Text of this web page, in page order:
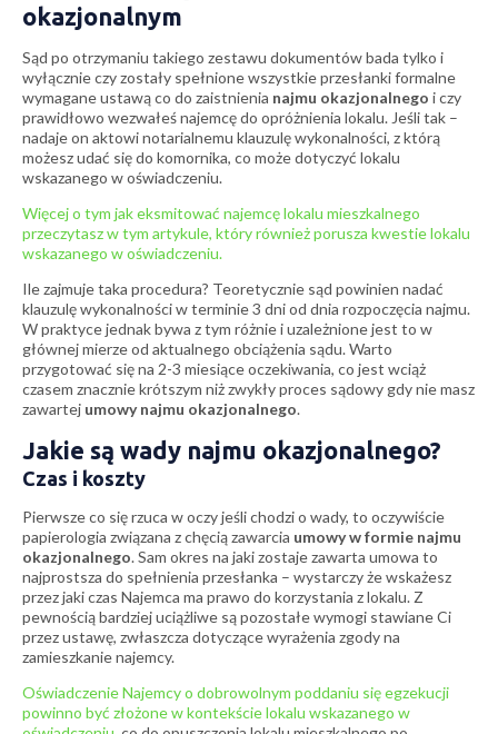
okazjonalnym
Sąd po otrzymaniu takiego zestawu dokumentów bada tylko i
wyłącznie czy zostały spełnione wszystkie przesłanki formalne
wymagane ustawą co do zaistnienia najmu okazjonalnego i czy
prawidłowo wezwałeś najemcę do opróżnienia lokalu. Jeśli tak –
nadaje on aktowi notarialnemu klauzulę wykonalności, z którą
możesz udać się do komornika, co może dotyczyć lokalu
wskazanego w oświadczeniu.
Więcej o tym jak eksmitować najemcę lokalu mieszkalnego
przeczytasz w tym artykule, który również porusza kwestie lokalu
wskazanego w oświadczeniu.
Ile zajmuje taka procedura? Teoretycznie sąd powinien nadać
klauzulę wykonalności w terminie 3 dni od dnia rozpoczęcia najmu.
W praktyce jednak bywa z tym różnie i uzależnione jest to w
głównej mierze od aktualnego obciążenia sądu. Warto
przygotować się na 2-3 miesiące oczekiwania, co jest wciąż
czasem znacznie krótszym niż zwykły proces sądowy gdy nie masz
zawartej umowy najmu okazjonalnego.
Jakie są wady najmu okazjonalnego?
Czas i koszty
Pierwsze co się rzuca w oczy jeśli chodzi o wady, to oczywiście
papierologia związana z chęcią zawarcia umowy w formie najmu
okazjonalnego. Sam okres na jaki zostaje zawarta umowa to
najprostsza do spełnienia przesłanka – wystarczy że wskażesz
przez jaki czas Najemca ma prawo do korzystania z lokalu. Z
pewnością bardziej uciążliwe są pozostałe wymogi stawiane Ci
przez ustawę, zwłaszcza dotyczące wyrażenia zgody na
zamieszkanie najemcy.
Oświadczenie Najemcy o dobrowolnym poddaniu się egzekucji
powinno być złożone w kontekście lokalu wskazanego w